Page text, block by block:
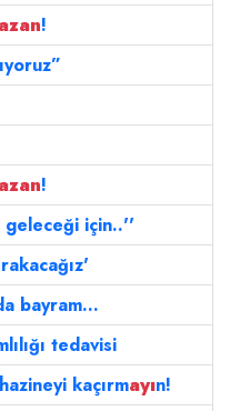
!
!
geleceği için..''
bayram...
tedavisi
kaçırmayın!